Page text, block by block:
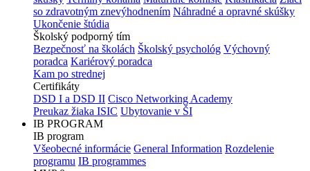
so zdravotným znevýhodnením Náhradné a opravné skúšky
Ukončenie štúdia
Školský podporný tím
Bezpečnosť na školách Školský psychológ Výchovný
poradca Kariérový poradca
Kam po strednej
Certifikáty
DSD I a DSD II Cisco Networking Academy
Preukaz žiaka ISIC Ubytovanie v ŠI
IB PROGRAM
IB program
Všeobecné informácie General Information Rozdelenie
programu IB programmes